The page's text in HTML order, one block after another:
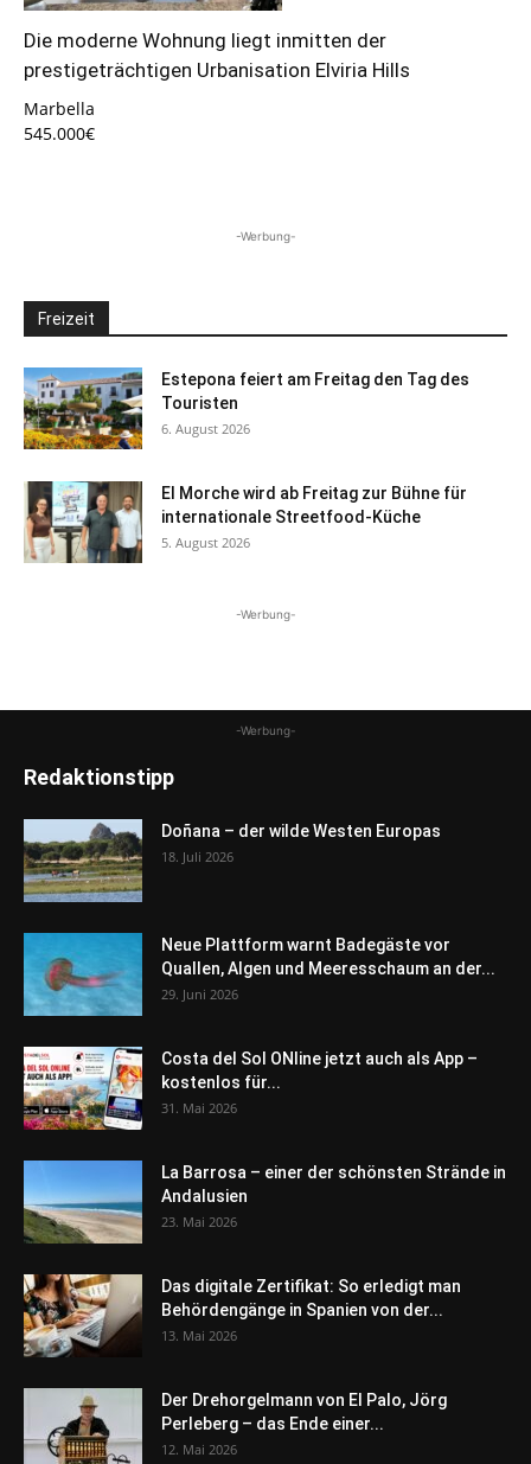
Die moderne Wohnung liegt inmitten der
prestigeträchtigen Urbanisation Elviria Hills
Marbella
545.000€
-Werbung-
Freizeit
Estepona feiert am Freitag den Tag des
Touristen
6. August 2026
El Morche wird ab Freitag zur Bühne für
internationale Streetfood-Küche
5. August 2026
-Werbung-
-Werbung-
Redaktionstipp
Doñana – der wilde Westen Europas
18. Juli 2026
Neue Plattform warnt Badegäste vor
Quallen, Algen und Meeresschaum an der...
29. Juni 2026
Costa del Sol ONline jetzt auch als App –
kostenlos für...
31. Mai 2026
La Barrosa – einer der schönsten Strände in
Andalusien
23. Mai 2026
Das digitale Zertifikat: So erledigt man
Behördengänge in Spanien von der...
13. Mai 2026
Der Drehorgelmann von El Palo, Jörg
Perleberg – das Ende einer...
12. Mai 2026